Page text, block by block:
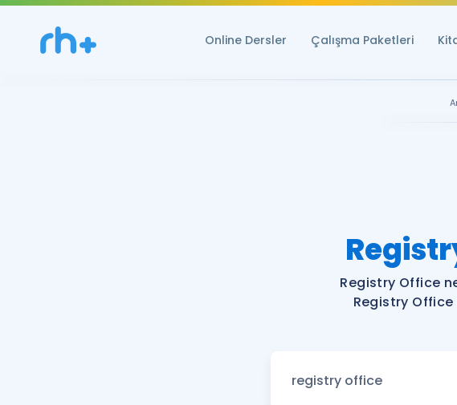
Online Dersler Çalışma Paketleri
Registry Office
Registry